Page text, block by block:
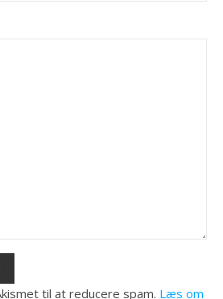
til at reducere spam. Læs om